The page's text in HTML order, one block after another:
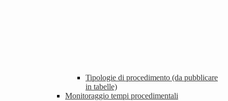
Tipologie di procedimento (da pubblicare
in tabelle)
Monitoraggio tempi procedimentali